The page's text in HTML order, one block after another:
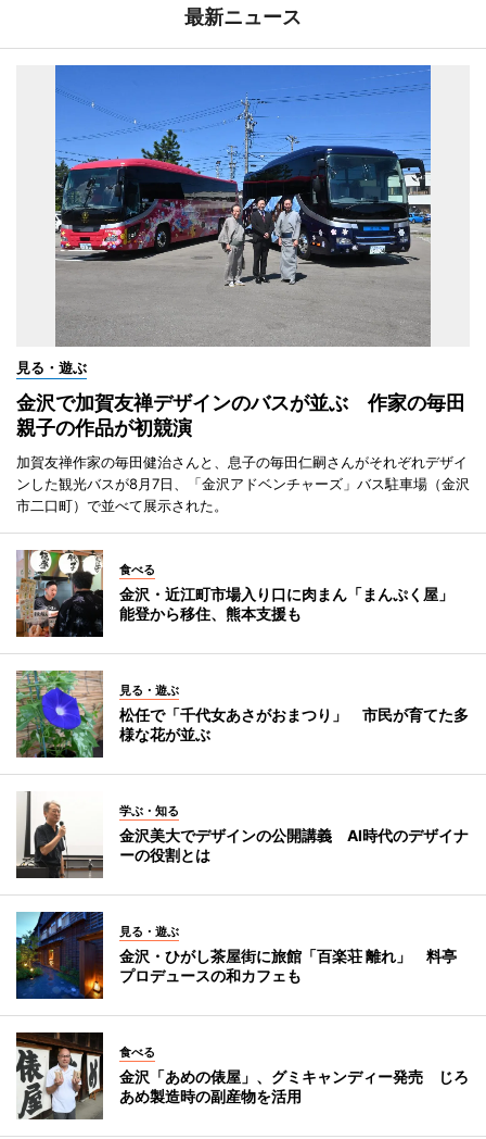
最新ニュース
見る・遊ぶ
金沢で加賀友禅デザインのバスが並ぶ 作家の毎田
親子の作品が初競演
加賀友禅作家の毎田健治さんと、息子の毎田仁嗣さんがそれぞれデザイ
ンした観光バスが8月7日、「金沢アドベンチャーズ」バス駐車場（金沢
市二口町）で並べて展示された。
食べる
金沢・近江町市場入り口に肉まん「まんぷく屋」
能登から移住、熊本支援も
見る・遊ぶ
松任で「千代女あさがおまつり」 市民が育てた多
様な花が並ぶ
学ぶ・知る
金沢美大でデザインの公開講義 AI時代のデザイナ
ーの役割とは
見る・遊ぶ
金沢・ひがし茶屋街に旅館「百楽荘 離れ」 料亭
プロデュースの和カフェも
食べる
金沢「あめの俵屋」、グミキャンディー発売 じろ
あめ製造時の副産物を活用